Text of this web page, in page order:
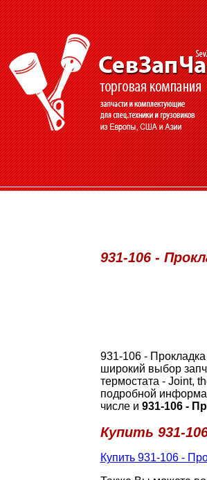
931-106 -
931-106 -
широкий выбор
термостата - Joint,
подробной
числе и 931-106 -
Купить 931-
Купить 931-106 -